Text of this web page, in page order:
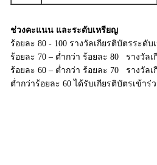
ช่วงคะแนน และระดับเหรียญ
ร้อยละ 80 - 100 รางวัลเกียรติบัตรระดับ
ร้อยละ 70 – ต่ำกว่า ร้อยละ 80 รางวัล
ร้อยละ 60 – ต่ำกว่า ร้อยละ 70 รางวัล
ต่ำกว่าร้อยละ 60 ได้รับเกียรติบัตรเข้า